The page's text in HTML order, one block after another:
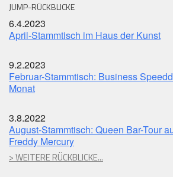
JUMP-RÜCKBLICKE
6.4.2023
April-Stammtisch im Haus der Kunst
9.2.2023
Februar-Stammtisch: Business
Monat
3.8.2022
August-Stammtisch: Queen Bar-Tour
Freddy Mercury
> WEITERE RÜCKBLICKE...